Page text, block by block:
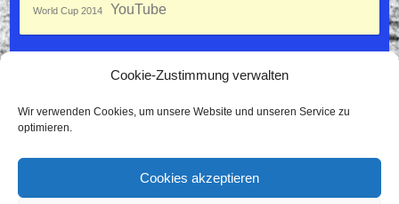
Cookie-Zustimmung verwalten
Wir verwenden Cookies, um unsere Website und unseren Service zu
optimieren.
Cookies akzeptieren
World Cup 2014 YouTube
Impressum